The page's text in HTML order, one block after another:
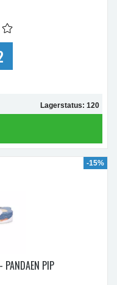
Lagerstatus: 120
-15%
PANDAEN PIP